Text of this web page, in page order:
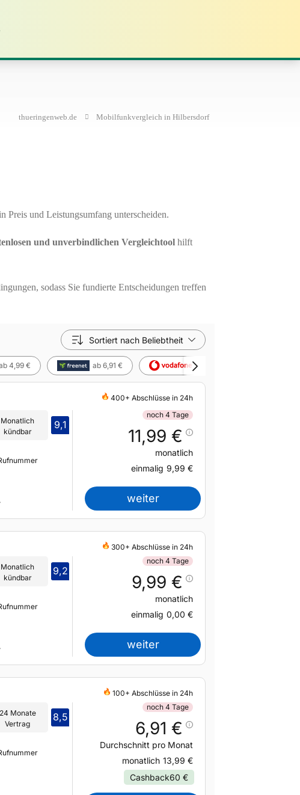
thueringenweb.de Mobilfunkvergleich in Hilbersdorf
und Leistungsumfang unterscheiden.
und unverbindlichen Vergleichtool hilft
sodass Sie fundierte Entscheidungen treffen